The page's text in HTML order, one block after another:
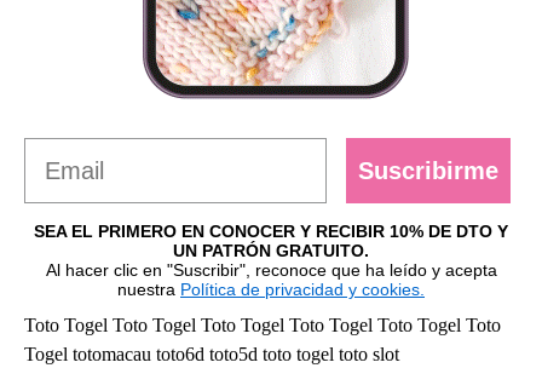
Suscribirme
SEA EL PRIMERO EN CONOCER Y RECIBIR 10% DE DTO Y
UN PATRÓN GRATUITO.
Al hacer clic en "Suscribir", reconoce que ha leído y acepta
nuestra Política de privacidad y cookies.
Toto Togel Toto Togel Toto Togel Toto Togel Toto Togel Toto
Togel totomacau toto6d toto5d toto togel toto slot